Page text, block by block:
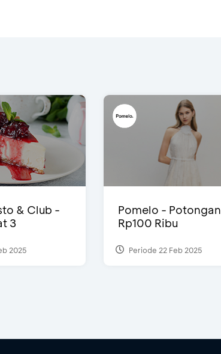
& Club -
3
2025
Pomelo - Potongan
Rp100 Ribu
Periode 22 Feb 2025